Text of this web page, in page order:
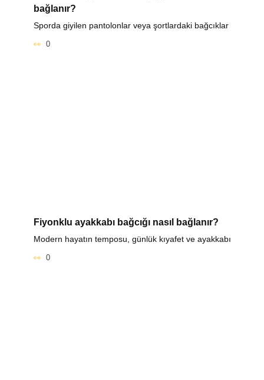
bağlanır?
Sporda giyilen pantolonlar veya şortlardaki bağcıklar
0
Fiyonklu ayakkabı bağcığı nasıl bağlanır?
Modern hayatın temposu, günlük kıyafet ve ayakkabı
0